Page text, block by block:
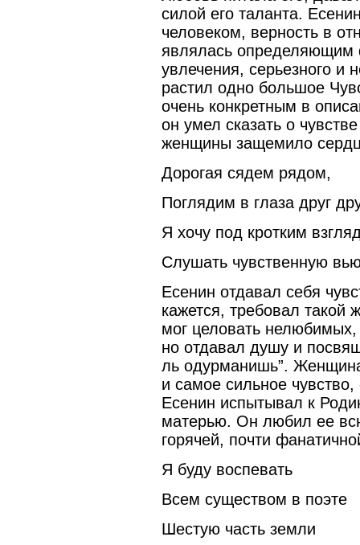
силой его таланта.
человеком, верность в
являлась определяющим
увлечения, серьезного и
растил одно большое
очень конкретным в
он умел сказать о
женщины защемило
Дорогая сядем рядом,
Поглядим в глаза друг
Я хочу под кротким
Слушать чувственную
Есенин отдавал себя
кажется, требовал
мог целовать
но отдавал душу и
ль одурманишь”.
и самое сильное
Есенин испытывал к
матерью. Он любил ее
горячей, почти
Я буду воспевать
Всем существом в поэте
Шестую часть земли